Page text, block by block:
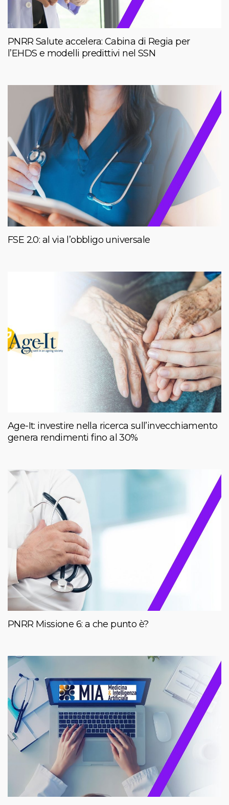
PNRR Salute accelera: Cabina di Regia per
l’EHDS e modelli predittivi nel SSN
FSE 2.0: al via l’obbligo universale
Age-It: investire nella ricerca sull’invecchiamento
genera rendimenti fino al 30%
PNRR Missione 6: a che punto è?